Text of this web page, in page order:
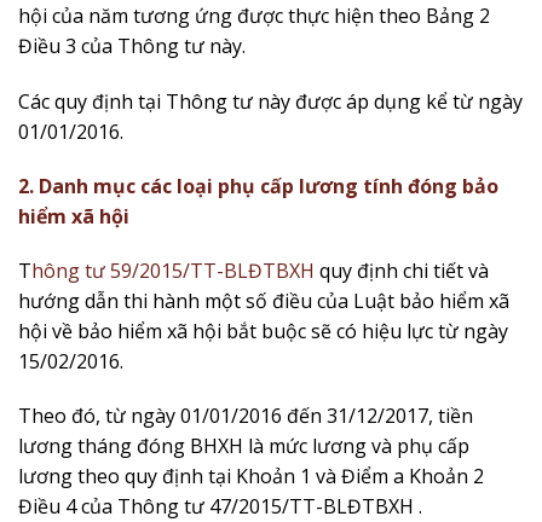
hội của năm tương ứng được thực hiện theo Bảng 2
Điều 3 của Thông tư này.
Các quy định tại Thông tư này được áp dụng kể từ ngày
01/01/2016.
2. Danh mục các loại phụ cấp lương tính đóng bảo
hiểm xã hội
Thông tư 59/2015/TT-BLĐTBXH quy định chi tiết và
hướng dẫn thi hành một số điều của Luật bảo hiểm xã
hội về bảo hiểm xã hội bắt buộc sẽ có hiệu lực từ ngày
15/02/2016.
Theo đó, từ ngày 01/01/2016 đến 31/12/2017, tiền
lương tháng đóng BHXH là mức lương và phụ cấp
lương theo quy định tại Khoản 1 và Điểm a Khoản 2
Điều 4 của Thông tư 47/2015/TT-BLĐTBXH .